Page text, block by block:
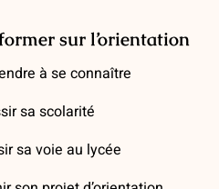
sur l’orientation
à se connaître
sa scolarité
sa voie au lycée